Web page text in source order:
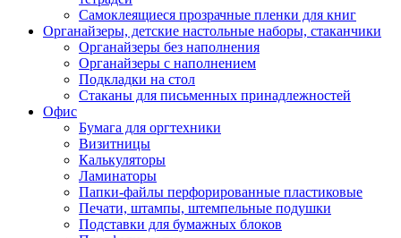
Самоклеящиеся прозрачные пленки для книг
Органайзеры, детские настольные наборы, стаканчики
Органайзеры без наполнения
Органайзеры с наполнением
Подкладки на стол
Стаканы для письменных принадлежностей
Офис
Бумага для оргтехники
Визитницы
Калькуляторы
Ламинаторы
Папки-файлы перфорированные пластиковые
Печати, штампы, штемпельные подушки
Подставки для бумажных блоков